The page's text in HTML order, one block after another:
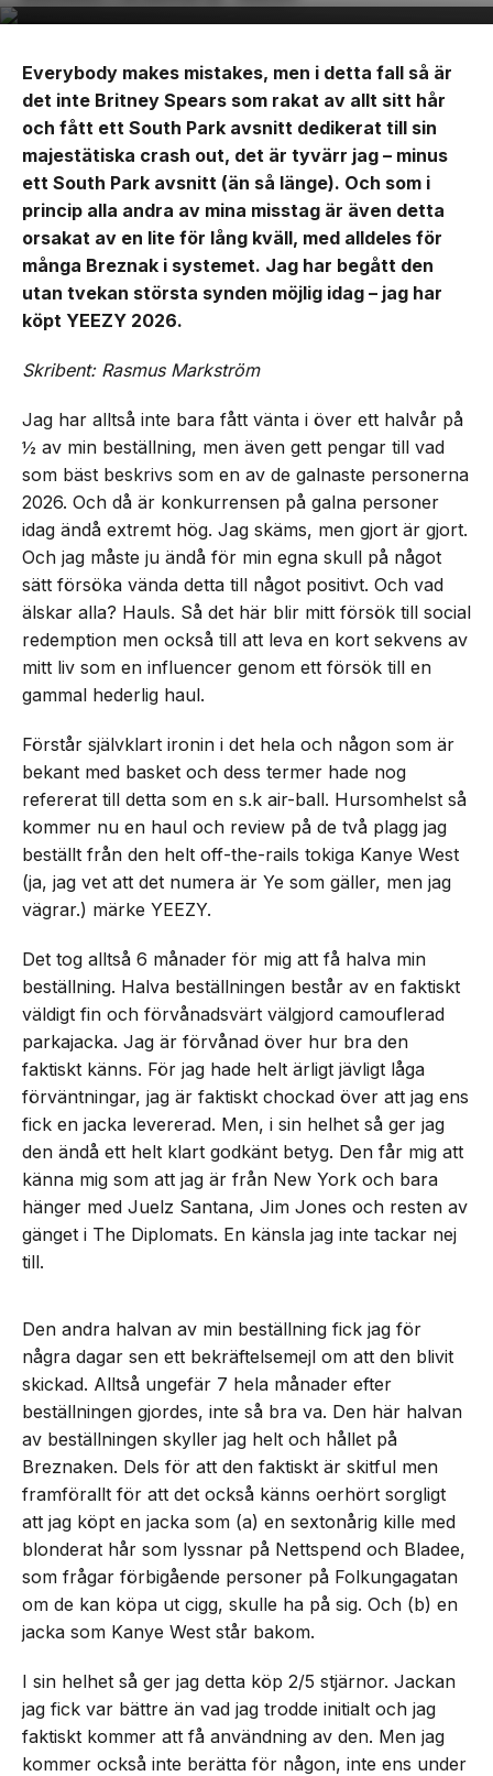
Everybody makes mistakes, men i detta fall så är
det inte Britney Spears som rakat av allt sitt hår
och fått ett South Park avsnitt dedikerat till sin
majestätiska crash out, det är tyvärr jag – minus
ett South Park avsnitt (än så länge). Och som i
princip alla andra av mina misstag är även detta
orsakat av en lite för lång kväll, med alldeles för
många Breznak i systemet. Jag har begått den
utan tvekan största synden möjlig idag – jag har
köpt YEEZY 2026.
Skribent: Rasmus Markström
Jag har alltså inte bara fått vänta i över ett halvår på
½ av min beställning, men även gett pengar till vad
som bäst beskrivs som en av de galnaste personerna
2026. Och då är konkurrensen på galna personer
idag ändå extremt hög. Jag skäms, men gjort är gjort.
Och jag måste ju ändå för min egna skull på något
sätt försöka vända detta till något positivt. Och vad
älskar alla? Hauls. Så det här blir mitt försök till social
redemption men också till att leva en kort sekvens av
mitt liv som en influencer genom ett försök till en
gammal hederlig haul.
Förstår självklart ironin i det hela och någon som är
bekant med basket och dess termer hade nog
refererat till detta som en s.k air-ball. Hursomhelst så
kommer nu en haul och review på de två plagg jag
beställt från den helt off-the-rails tokiga Kanye West
(ja, jag vet att det numera är Ye som gäller, men jag
vägrar.) märke YEEZY.
Det tog alltså 6 månader för mig att få halva min
beställning. Halva beställningen består av en faktiskt
väldigt fin och förvånadsvärt välgjord camouflerad
parkajacka. Jag är förvånad över hur bra den
faktiskt känns. För jag hade helt ärligt jävligt låga
förväntningar, jag är faktiskt chockad över att jag ens
fick en jacka levererad. Men, i sin helhet så ger jag
den ändå ett helt klart godkänt betyg. Den får mig att
känna mig som att jag är från New York och bara
hänger med Juelz Santana, Jim Jones och resten av
gänget i The Diplomats. En känsla jag inte tackar nej
till.
Den andra halvan av min beställning fick jag för
några dagar sen ett bekräftelsemejl om att den blivit
skickad. Alltså ungefär 7 hela månader efter
beställningen gjordes, inte så bra va. Den här halvan
av beställningen skyller jag helt och hållet på
Breznaken. Dels för att den faktiskt är skitful men
framförallt för att det också känns oerhört sorgligt
att jag köpt en jacka som (a) en sextonårig kille med
blonderat hår som lyssnar på Nettspend och Bladee,
som frågar förbigående personer på Folkungagatan
om de kan köpa ut cigg, skulle ha på sig. Och (b) en
jacka som Kanye West står bakom.
I sin helhet så ger jag detta köp 2/5 stjärnor. Jackan
jag fick var bättre än vad jag trodde initialt och jag
faktiskt kommer att få användning av den. Men jag
kommer också inte berätta för någon, inte ens under